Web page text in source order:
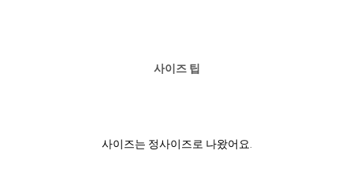
사이즈 팁
사이즈는 정사이즈로 나왔어요.